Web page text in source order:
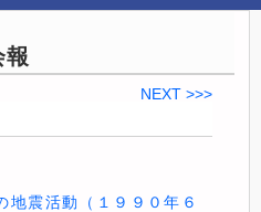
NEXT >>>
地震活動（１９９０年６